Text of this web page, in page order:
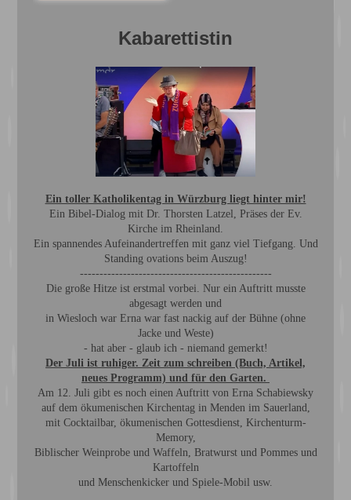
Kabarettistin
Ein toller Katholikentag in Würzburg liegt hinter mir!
Ein Bibel-Dialog mit Dr. Thorsten Latzel, Präses der Ev.
Kirche im Rheinland.
Ein spannendes Aufeinandertreffen mit ganz viel Tiefgang. Und
Standing ovations beim Auszug!
-------------------------------------------------
Die große Hitze ist erstmal vorbei. Nur ein Auftritt musste
abgesagt werden und
in Wiesloch war Erna war fast nackig auf der Bühne (ohne
Jacke und Weste)
- hat aber - glaub ich - niemand gemerkt!
Der Juli ist ruhiger. Zeit zum schreiben (Buch, Artikel,
neues Programm) und für den Garten.
Am 12. Juli gibt es noch einen Auftritt von Erna Schabiewsky
auf dem ökumenischen Kirchentag in Menden im Sauerland,
mit Cocktailbar, ökumenischen Gottesdienst, Kirchenturm-
Memory,
Biblischer Weinprobe und Waffeln, Bratwurst und Pommes und
Kartoffeln
und Menschenkicker und Spiele-Mobil usw.